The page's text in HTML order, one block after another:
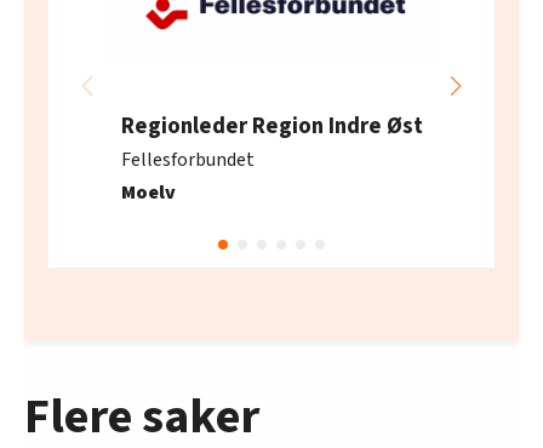
Regionleder Region Indre Øst
Fellesforbundet
Moelv
Flere saker